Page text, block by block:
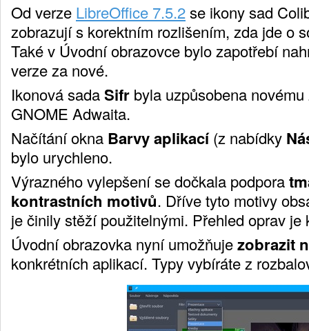
Od verze LibreOffice 7.5.2se ikony sad
zobrazují s korektním rozlišením, zda jde o
Také v Úvodní obrazovce bylo zapotřebí
verze za nové.
Ikonová sadaSifr byla uzpůsobena
GNOME Adwaita.
Načítání okna Barvy aplikací(z nabídky
bylo urychleno.
Výrazného vylepšení se dočkala podpora
kontrastních motivů. Dříve tyto motivy
je činily stěží použitelnými. Přehled oprav
Úvodní obrazovka nyní umožňujezobrazit
konkrétních aplikací. Typy vybíráte z